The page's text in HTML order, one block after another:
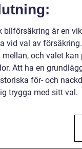
bilförsäkring är en
vid val av
och valet
Att ha en
för- och
trygga med sitt val.